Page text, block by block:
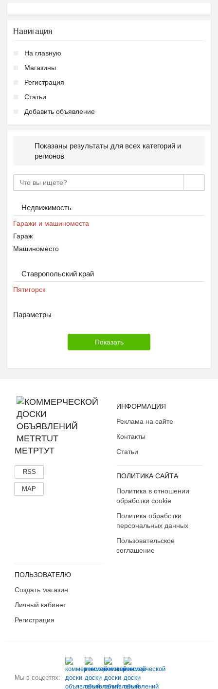
Навигация
На главную
Магазины
Регистрация
Статьи
Добавить объявление
Показаны результаты для всех категорий и
регионов
Недвижимость
Гаражи и машиноместа
Гараж
Машиноместо
Ставропольский край
Пятигорск
Параметры
МЕТРТУТ
RSS
MAP
ИНФОРМАЦИЯ
Реклама на сайте
Контакты
Статьи
ПОЛИТИКА САЙТА
Политика в отношении
обработки cookie
Политика обработки
персональных данных
Пользовательское
соглашение
ПОЛЬЗОВАТЕЛЮ
Создать магазин
Личный кабинет
Регистрация
Мы в соцсетях: